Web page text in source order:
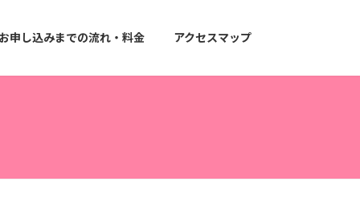
お申し込みまでの流れ・料金 アクセスマップ